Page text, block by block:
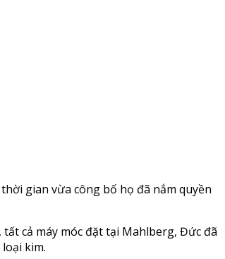
gian vừa công bố họ đã nắm quyền
cả máy móc đặt tại Mahlberg, Đức đã
kim.